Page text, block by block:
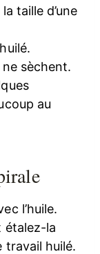
taille d’une
ne sèchent.
au
l’huile.
étalez-la
travail huilé.